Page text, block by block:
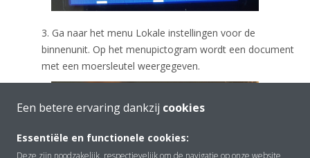
3. Ga naar het menu Lokale instellingen voor de
binnenunit. Op het menupictogram wordt een document
met een moersleutel weergegeven.
Een betere ervaring dankzij cookies
Essentiële en functionele cookies:
Deze zijn noodzakelijk, respectievelijk om de navigatie op onze website